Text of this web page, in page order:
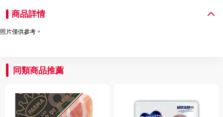
商品詳情
照片僅供參考。
同類商品推薦